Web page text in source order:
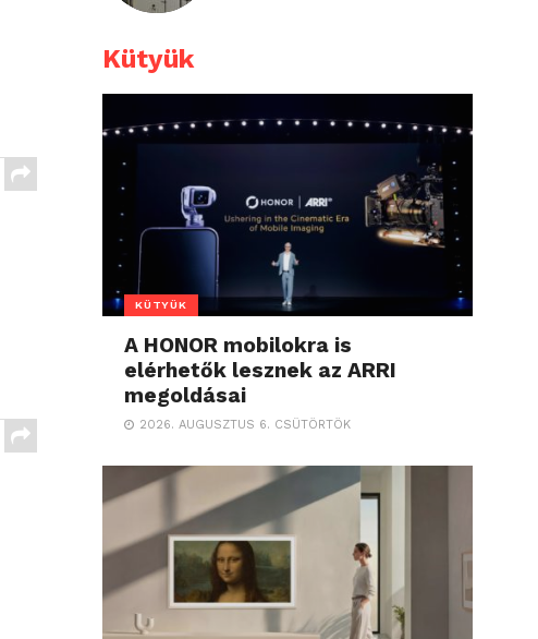
Kütyük
KÜTYÜK
A HONOR mobilokra is
elérhetők lesznek az ARRI
megoldásai
2026. AUGUSZTUS 6. CSÜTÖRTÖK